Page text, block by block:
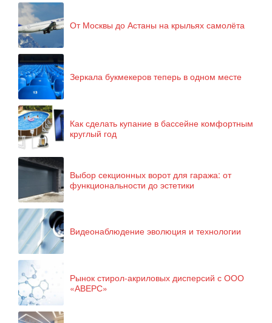
От Москвы до Астаны на крыльях самолёта
Зеркала букмекеров теперь в одном месте
Как сделать купание в бассейне комфортным
круглый год
Выбор секционных ворот для гаража: от
функциональности до эстетики
Видеонаблюдение эволюция и технологии
Рынок стирол-акриловых дисперсий с ООО
«АВЕРС»